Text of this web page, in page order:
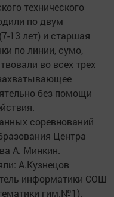
технического
по двум
13 лет) и старшая
по линии, сумо,
во всех трех
без помощи
соревнований
Центра
А. Минкин.
А.Кузнецов
информатики СОШ
гим.№1).